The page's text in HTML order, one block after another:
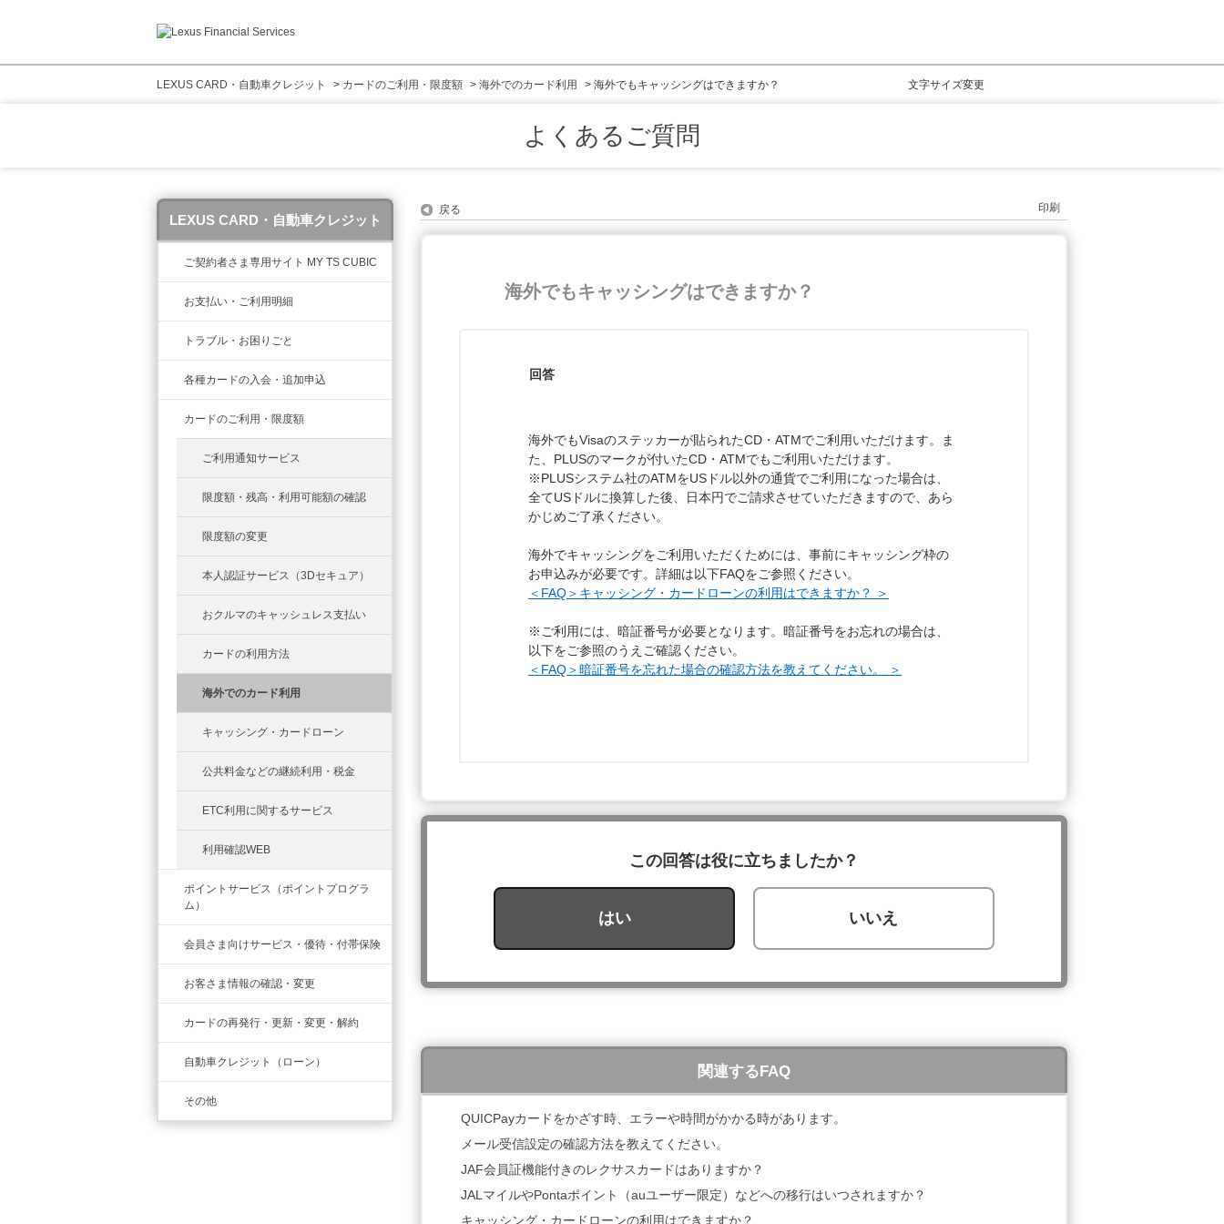
文字サイズ変更
LEXUS CARD・自動車クレジット > カードのご利用・限度額 > 海外でのカード利用 > 海外でもキャッシングはできますか？
LEXUS CARD・自動車クレジット
ご契約者さま専用サイト MY TS CUBIC
お支払い・ご利用明細
トラブル・お困りごと
各種カードの入会・追加申込
カードのご利用・限度額
ご利用通知サービス
限度額・残高・利用可能額の確認
限度額の変更
本人認証サービス（3Dセキュア）
おクルマのキャッシュレス支払い
カードの利用方法
海外でのカード利用
キャッシング・カードローン
公共料金などの継続利用・税金
ETC利用に関するサービス
利用確認WEB
ポイントサービス（ポイントプログラ
ム）
会員さま向けサービス・優待・付帯保険
お客さま情報の確認・変更
カードの再発行・更新・変更・解約
自動車クレジット（ローン）
その他
よくあるご質問
戻る 印刷
海外でもキャッシングはできますか？
回答
海外でもVisaのステッカーが貼られたCD・ATMでご利用いただけます。ま
た、PLUSのマークが付いたCD・ATMでもご利用いただけます。
※PLUSシステム社のATMをUSドル以外の通貨でご利用になった場合は、
全てUSドルに換算した後、日本円でご請求させていただきますので、あら
かじめご了承ください。
海外でキャッシングをご利用いただくためには、事前にキャッシング枠の
お申込みが必要です。詳細は以下FAQをご参照ください。
＜FAQ＞キャッシング・カードローンの利用はできますか？ ＞
※ご利用には、暗証番号が必要となります。暗証番号をお忘れの場合は、
以下をご参照のうえご確認ください。
＜FAQ＞暗証番号を忘れた場合の確認方法を教えてください。 ＞
この回答は役に立ちましたか？
はい いいえ
関連するFAQ
QUICPayカードをかざす時、エラーや時間がかかる時があります。
メール受信設定の確認方法を教えてください。
JAF会員証機能付きのレクサスカードはありますか？
JALマイルやPontaポイント（auユーザー限定）などへの移行はいつされますか？
キャッシング・カードローンの利用はできますか？